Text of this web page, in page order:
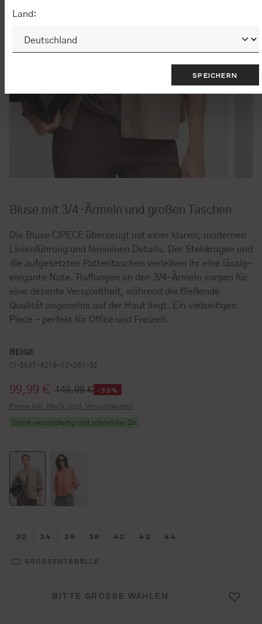
Bluse mit 3/4-Ärmeln und großen Taschen
Die Bluse CIPECE überzeugt mit einer klaren, modernen
Linienführung und femininen Details. Der Stehkragen und
die aufgesetzten Pattentaschen verleihen ihr eine lässig-
elegante Note. Raffungen an den 3/4-Ärmeln sorgen für
eine dezente Verspieltheit, während die fließende
Qualität angenehm auf der Haut liegt. Ein vielseitiges
Piece – perfekt für Office und Freizeit.
BEIGE
CI-5637-8219-12-261-32
Verkaufspreis:
99,99 € 149,99 € -33%
Preise inkl. MwSt. zzgl. Versandkosten
Sofort versandfertig und schnell bei Dir
Größe wählen
32 Größe wählen
34 Größe wählen
36 Größe wählen
38 Größe wählen
40 Größe wählen
42 Größe wählen
44
GRÖSSENTABELLE
BITTE GRÖSSE WÄHLEN
Land:
SPEICHERN